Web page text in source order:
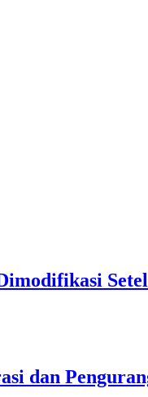
dan